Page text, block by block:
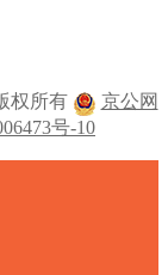
权所有
京公网
号-10